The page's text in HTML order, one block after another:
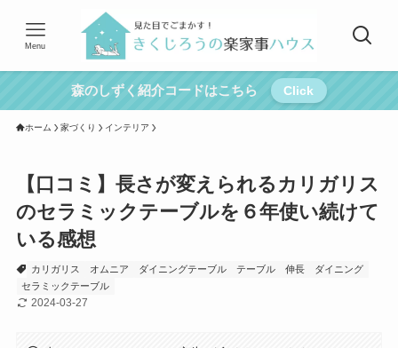
Menu
森のしずく紹介コードはこちら Click
ホーム 家づくり インテリア
【口コミ】長さが変えられるカリガリス
のセラミックテーブルを６年使い続けて
いる感想
カリガリス オムニア ダイニングテーブル テーブル 伸長
ダイニング
セラミックテーブル
2024-03-27